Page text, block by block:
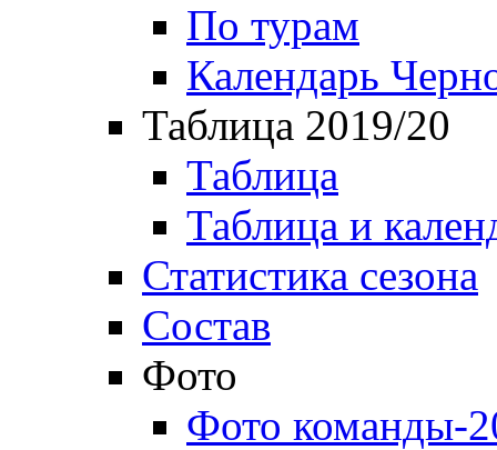
По турам
Календарь
Таблица 2019/20
Таблица
Таблица и
Статистика сезона
Состав
Фото
Фото команды-